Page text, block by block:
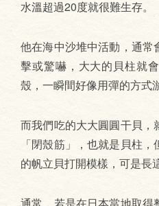
水溫超過20度就很難生存。
他在海中沙堆中活動，通
擊或驚嚇，大大的貝柱就
殼，一瞬間好像用彈的方式
而我們吃的大大圓圓干貝
「閉殼筋」，也就是貝柱
的帆立貝打開模樣，可是長
通常，若是在日本當地取得